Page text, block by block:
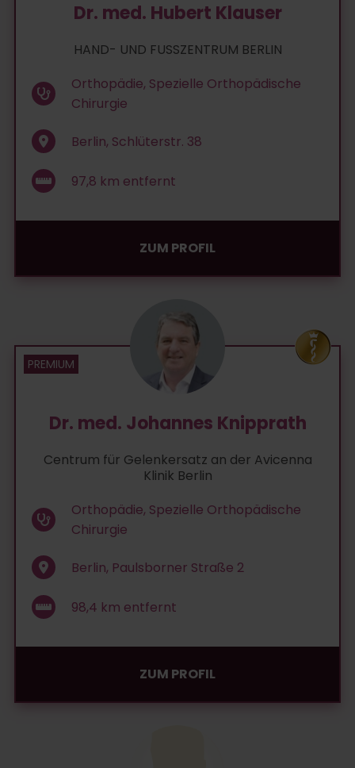
Dr. med. Hubert Klauser
HAND- UND FUSSZENTRUM BERLIN
Orthopädie, Spezielle Orthopädische
Chirurgie
Berlin, Schlüterstr. 38
97,8 km entfernt
ZUM PROFIL
Dr. med. Johannes Knipprath
Centrum für Gelenkersatz an der Avicenna
Klinik Berlin
Orthopädie, Spezielle Orthopädische
Chirurgie
Berlin, Paulsborner Straße 2
98,4 km entfernt
ZUM PROFIL